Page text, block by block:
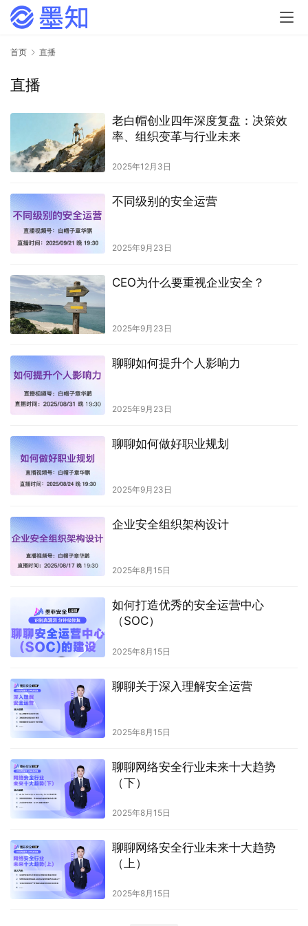
首页 直播
直播
老白帽创业四年深度复盘：决策效
率、组织变革与行业未来
2025年12月3日
不同级别的安全运营
2025年9月23日
CEO为什么要重视企业安全？
2025年9月23日
聊聊如何提升个人影响力
2025年9月23日
聊聊如何做好职业规划
2025年9月23日
企业安全组织架构设计
2025年8月15日
如何打造优秀的安全运营中心
（SOC）
2025年8月15日
聊聊关于深入理解安全运营
2025年8月15日
聊聊网络安全行业未来十大趋势
（下）
2025年8月15日
聊聊网络安全行业未来十大趋势
（上）
2025年8月15日